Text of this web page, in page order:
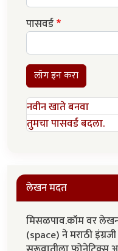
पासवर्ड
लॉग इन करा
नवीन खाते बनवा
तुमचा पासवर्ड बदला.
लेखन मदत
मिसळपाव.कॉम वर
(space) ने मराठी